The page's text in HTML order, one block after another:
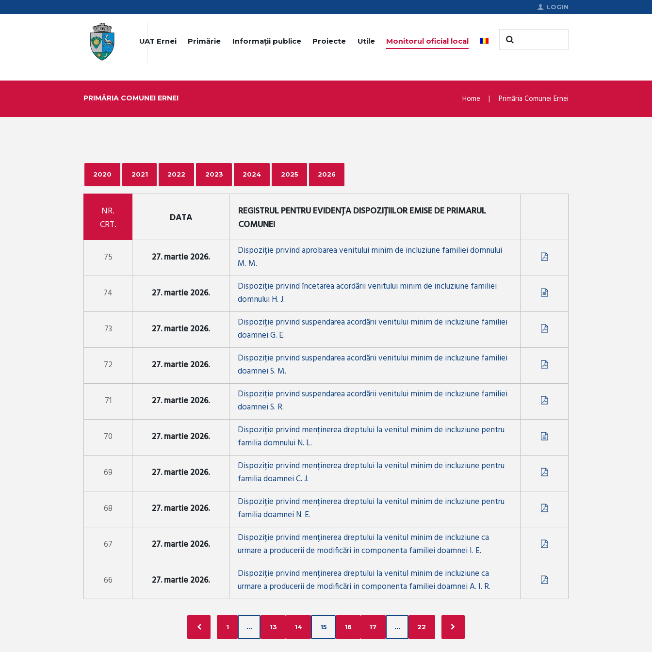
LOGIN
UAT Ernei Primărie Informații publice Proiecte Utile Monitorul oficial local
PRIMĂRIA COMUNEI ERNEI Home Primăria Comunei Ernei
2020 2021 2022 2023 2024 2025 2026
NR.
CRT.
DATA
REGISTRUL PENTRU EVIDENȚA DISPOZIȚIILOR EMISE DE PRIMARUL
COMUNEI
75 27. martie 2026.
Dispoziție privind aprobarea venitului minim de incluziune familiei domnului
M. M.
74 27. martie 2026.
Dispoziție privind încetarea acordării venitului minim de incluziune familiei
domnului H. J.
73 27. martie 2026.
Dispoziție privind suspendarea acordării venitului minim de incluziune familiei
doamnei G. E.
72 27. martie 2026.
Dispoziție privind suspendarea acordării venitului minim de incluziune familiei
doamnei S. M.
71 27. martie 2026.
Dispoziție privind suspendarea acordării venitului minim de incluziune familiei
doamnei S. R.
70 27. martie 2026.
Dispoziție privind menținerea dreptului la venitul minim de incluziune pentru
familia domnului N. L.
69 27. martie 2026.
Dispoziție privind menținerea dreptului la venitul minim de incluziune pentru
familia doamnei C. J.
68 27. martie 2026.
Dispoziție privind menținerea dreptului la venitul minim de incluziune pentru
familia doamnei N. E.
67 27. martie 2026.
Dispoziție privind menținerea dreptului la venitul minim de incluziune ca
urmare a producerii de modificări in componenta familiei doamnei I. E.
66 27. martie 2026.
Dispoziție privind menținerea dreptului la venitul minim de incluziune ca
urmare a producerii de modificări in componenta familiei doamnei A. I. R.
1 … 13 14 15 16 17 … 22